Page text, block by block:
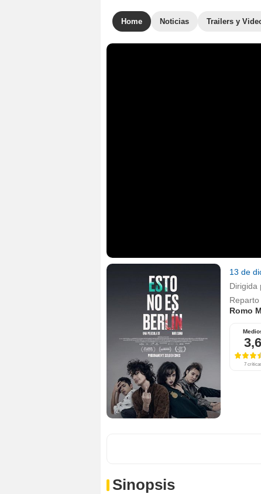
Home Noticias Trailers y
13 de
Dirigida
Reparto
Romo
3,6
7
Sinopsis